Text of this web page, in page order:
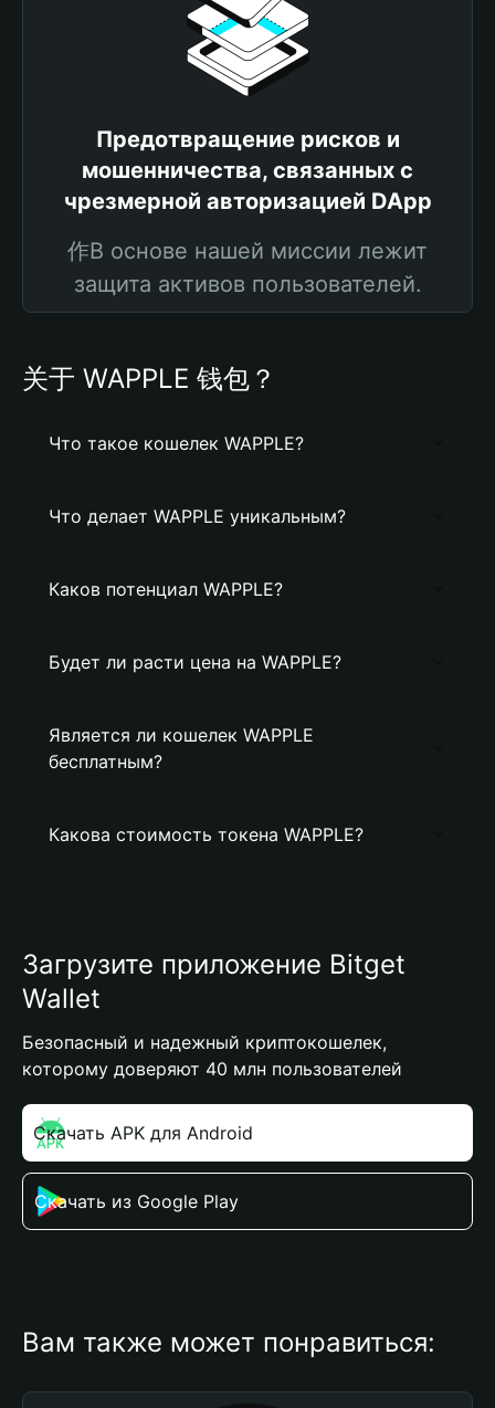
Предотвращение рисков и
мошенничества, связанных с
чрезмерной авторизацией DApp
作В основе нашей миссии лежит
защита активов пользователей.
关于 WAPPLE 钱包？
Что такое кошелек WAPPLE?
Что делает WAPPLE уникальным?
Каков потенциал WAPPLE?
Будет ли расти цена на WAPPLE?
Является ли кошелек WAPPLE
бесплатным?
Какова стоимость токена WAPPLE?
Загрузите приложение Bitget
Wallet
Безопасный и надежный криптокошелек,
которому доверяют 40 млн пользователей
Скачать APK для Android
Скачать из Google Play
Вам также может понравиться: